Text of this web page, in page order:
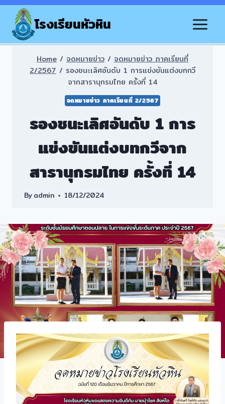
Skip
contentโรงเรียนหัวหิน
Home / จดหมายข่าว / จดหมายข่าว ภาคเรียนที่
2/2567 / รองชนะเลิศอันดับ 1 การแข่งขันแต่งบทกวี
จากสารานุกรมไทย ครั้งที่ 14
จดหมายข่าว ภาคเรียนที่ 2/2567
รองชนะเลิศอันดับ 1 การ
แข่งขันแต่งบทกวีจาก
สารานุกรมไทย ครั้งที่ 14
Byadmin 18/12/2024